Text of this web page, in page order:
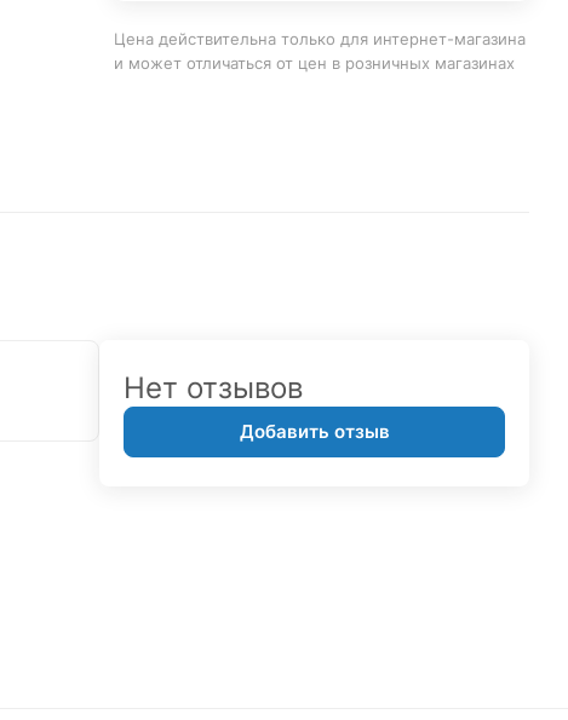
Цена действительна только для интернет-магазина
и может отличаться от цен в розничных магазинах
Нет отзывов
Добавить отзыв